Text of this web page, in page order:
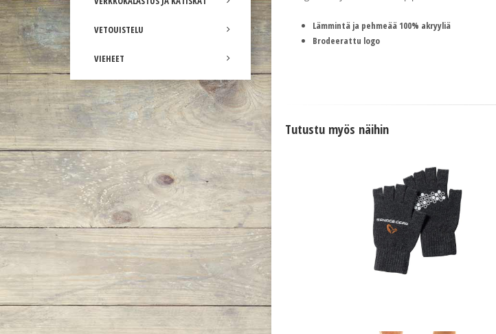
VETOUISTELU
VIEHEET
Lämmintä ja pehmeää 100% akryyliä
Brodeerattu logo
Tutustu myös näihin